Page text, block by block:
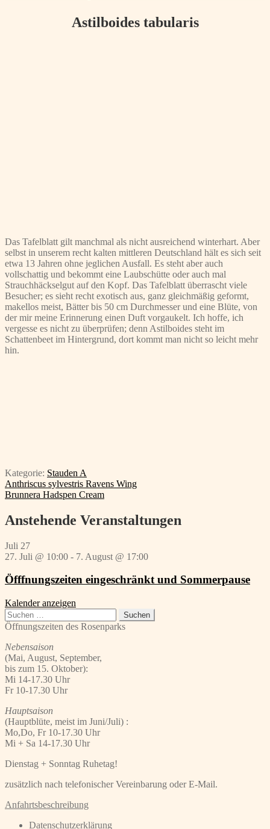
Astilboides tabularis
Das Tafelblatt gilt manchmal als nicht ausreichend winterhart. Aber
selbst in unserem recht kalten mittleren Deutschland hält es sich seit
etwa 13 Jahren ohne jeglichen Ausfall. Es steht aber auch
vollschattig und bekommt eine Laubschütte oder auch mal
Strauchhäckselgut auf den Kopf. Das Tafelblatt überrascht viele
Besucher; es sieht recht exotisch aus, ganz gleichmäßig geformt,
makellos meist, Bätter bis 50 cm Durchmesser und eine Blüte, von
der mir meine Erinnerung einen Duft vorgaukelt. Ich hoffe, ich
vergesse es nicht zu überprüfen; denn Astilboides steht im
Schattenbeet im Hintergrund, dort kommt man nicht so leicht mehr
hin.
Kategorie: Stauden A
Beitragsnavigation
Vorheriger
Beitrag:
Anthriscus sylvestris Ravens Wing
Nächster
Brunnera Hadspen Cream
Anstehende Veranstaltungen
Juli 27
27. Juli @ 10:00 - 7. August @ 17:00
Öfffnungszeiten eingeschränkt und Sommerpause
Kalender anzeigen
Suchen
nach:
Öffnungszeiten des Rosenparks
Nebensaison
(Mai, August, September,
bis zum 15. Oktober):
Mi 14-17.30 Uhr
Fr 10-17.30 Uhr
Hauptsaison
(Hauptblüte, meist im Juni/Juli) :
Mo,Do, Fr 10-17.30 Uhr
Mi + Sa 14-17.30 Uhr
Dienstag + Sonntag Ruhetag!
zusätzlich nach telefonischer Vereinbarung oder E-Mail.
Anfahrtsbeschreibung
Datenschutzerklärung